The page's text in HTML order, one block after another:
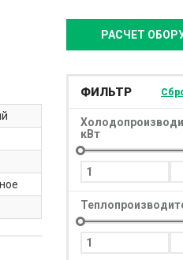
РАСЧЕТ
ФИЛЬТР
кВт